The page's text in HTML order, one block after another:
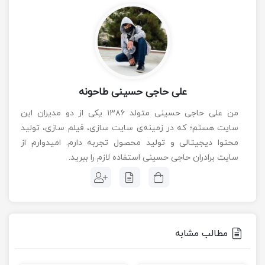
بعد از گل اول تیم یوونتوس، اتفاق خاصی در نیمه اول بازی
نیفتاد و تیم یوونتوس برنده به رختکن رفت!
علی حاجی حسینی طاحونه
من علی حاجی حسینی متولد ۱۳۸۶ یکی از دو مدیران این
سایت هستم؛ که در زمینه‌ی سایت سازی، فیلم سازی، تولید
محتوا دیجیتالی و تولید محصول تجربه دارم. امیدوارم از
سایت برادران حاجی حسینی استفاده لازم را ببرید.
مطالب مشابه